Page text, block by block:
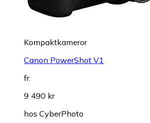
Kompaktkameror
Canon PowerShot V1
fr.
9 490 kr
hos CyberPhoto